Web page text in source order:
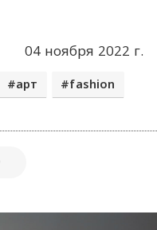
04 ноября 2022 г.
арт fashion